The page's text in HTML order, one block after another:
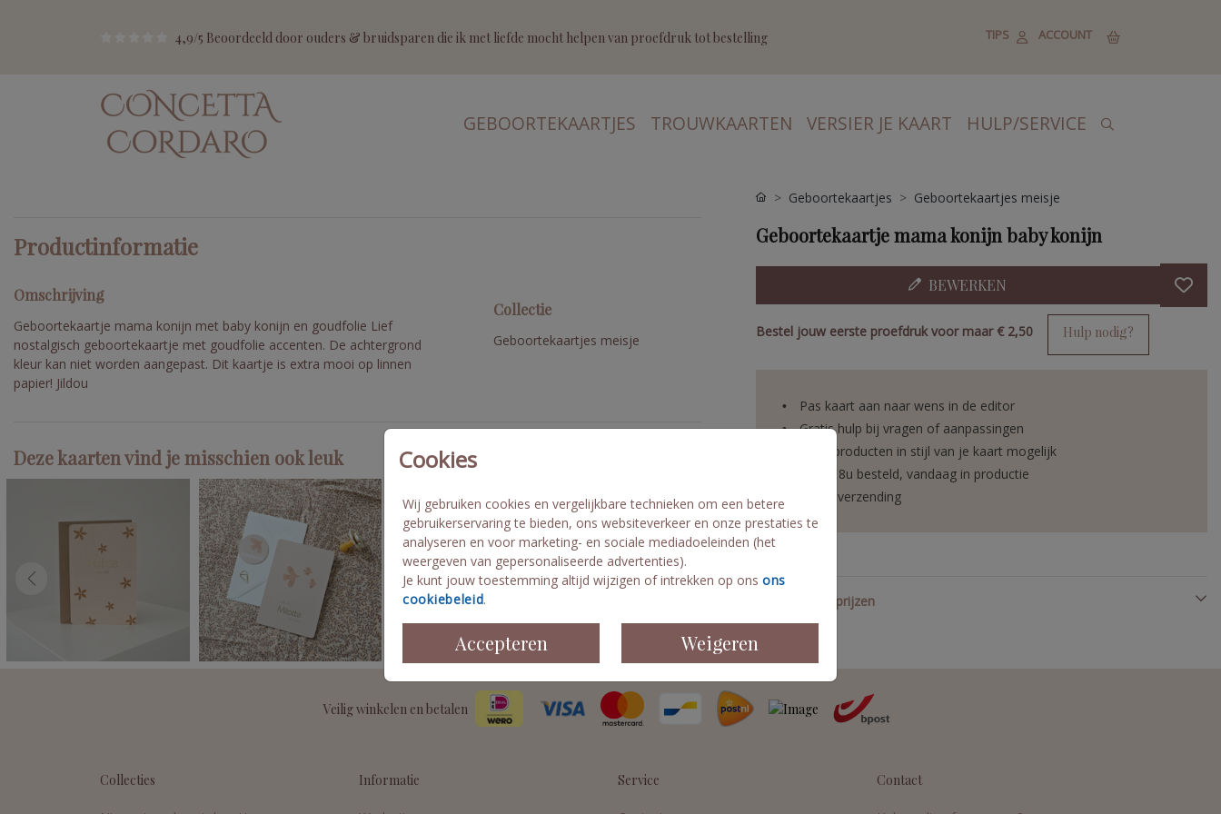
4,9/5 Beoordeeld door ouders & bruidsparen die ik met liefde mocht helpen van proefdruk tot bestelling TIPS ACCOUNT
GEBOORTEKAARTJES TROUWKAARTEN VERSIER JE KAART HULP/SERVICE
Cookies
Wij gebruiken cookies en vergelijkbare technieken om een betere
gebruikerservaring te bieden, ons websiteverkeer en onze prestaties te
analyseren en voor marketing- en sociale mediadoeleinden (het
weergeven van gepersonaliseerde advertenties).
Je kunt jouw toestemming altijd wijzigen of intrekken op ons ons
cookiebeleid.
Accepteren Weigeren
Productinformatie
Omschrijving
Geboortekaartje mama konijn met baby konijn en goudfolie Lief
nostalgisch geboortekaartje met goudfolie accenten. De achtergrond
kleur kan niet worden aangepast. Dit kaartje is extra mooi op linnen
papier! Jildou
Collectie
Geboortekaartjes meisje
Deze kaarten vind je misschien ook leuk
Geboortekaartjes Geboortekaartjes meisje
Geboortekaartje mama konijn baby konijn
BEWERKEN
Bestel jouw eerste proefdruk voor maar € 2,50 Hulp nodig?
Pas kaart aan naar wens in de editor
Gratis hulp bij vragen of aanpassingen
Extra producten in stijl van je kaart mogelijk
Voor 18u besteld, vandaag in productie
Snelle verzending
Formaten en prijzen
Veilig winkelen en betalen
Collecties Informatie Service Contact